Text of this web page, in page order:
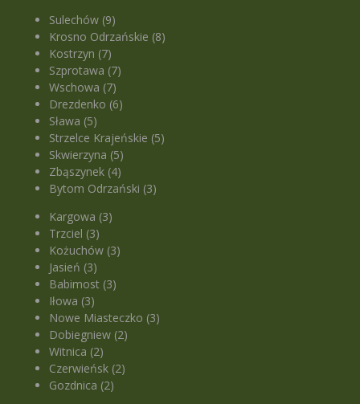
Sulechów (9)
Krosno Odrzańskie (8)
Kostrzyn (7)
Szprotawa (7)
Wschowa (7)
Drezdenko (6)
Sława (5)
Strzelce Krajeńskie (5)
Skwierzyna (5)
Zbąszynek (4)
Bytom Odrzański (3)
Kargowa (3)
Trzciel (3)
Kożuchów (3)
Jasień (3)
Babimost (3)
Iłowa (3)
Nowe Miasteczko (3)
Dobiegniew (2)
Witnica (2)
Czerwieńsk (2)
Gozdnica (2)